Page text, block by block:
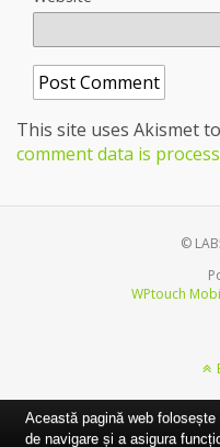
This site uses Akismet
comment data is
©
WPtouch
Această pagină web
de navigare și a asigura